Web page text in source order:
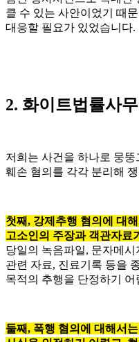
클 수 있는 사안이었기 때
대응할 필요가 있었습니다.
2. 화이트법률사
저희는 사건을 하나로 뭉뚱
훼손 혐의를 각각 분리해
첫째, 강제추행 혐의에 대
고소인의 주장과 객관자료
당일의 녹음파일, 문자메
관련 자료, 진료기록 등을
목적의 추행을 단정하기
둘째, 폭행 혐의에 대해서